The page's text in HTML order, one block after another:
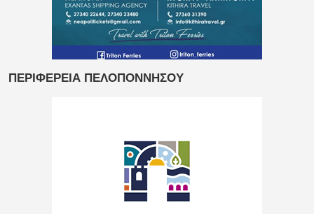
ΠΕΡΙΦΕΡΕΙΑ ΠΕΛΟΠΟΝΝΗΣΟΥ